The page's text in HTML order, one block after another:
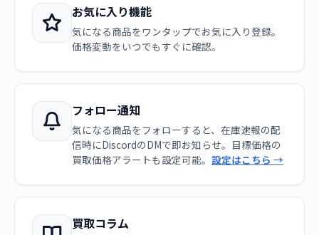
お気に入り機能
気になる商品をワンタップでお気に入り登録。
価格変動をいつでもすぐに確認。
フォロー通知
気になる商品をフォローすると、在庫速報の配
信時にDiscordのDMで即お知らせ。目標価格の
買取価格アラートも設定可能。 設定はこちら →
買取コラム